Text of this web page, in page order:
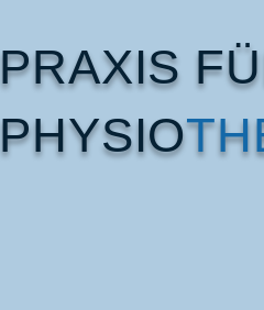
PRAXIS
PHYSIO​